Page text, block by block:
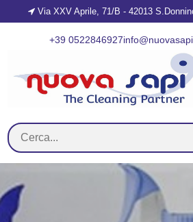
Via XXV Aprile, 71/B - 42013
+39 0522846927